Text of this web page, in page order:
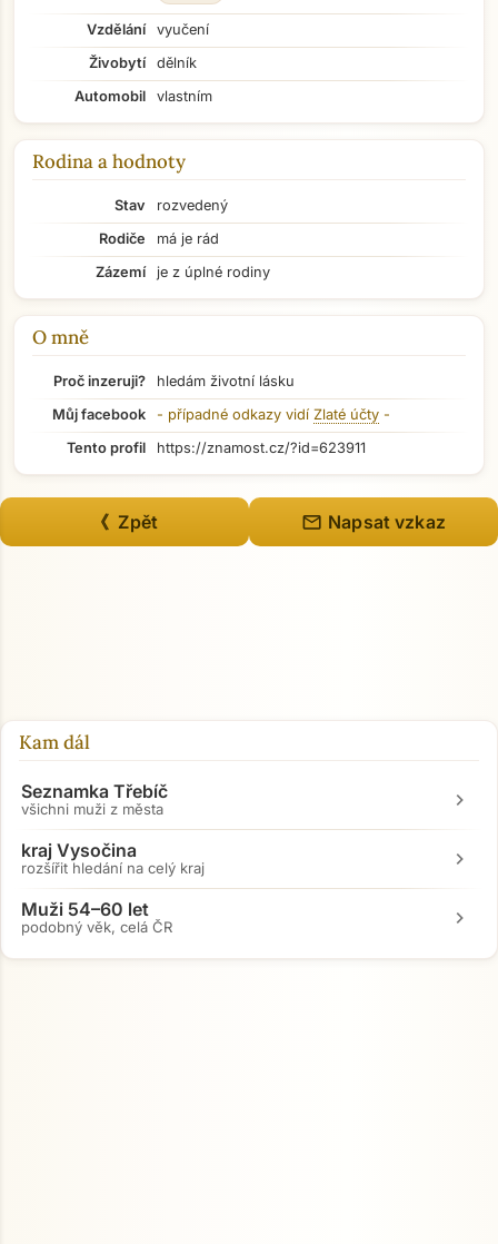
Přejít na hlavní obsah
Vzdělání
vyučení
Živobytí
dělník
Automobil
vlastním
Rodina a hodnoty
Stav
rozvedený
Rodiče
má je rád
Zázemí
je z úplné rodiny
O mně
Proč inzeruji?
hledám životní lásku
Můj facebook
- případné odkazy vidí Zlaté účty -
Tento profil
https://znamost.cz/?id=623911
《 Zpět mail Napsat vzkaz
Kam dál
Seznamka Třebíč
všichni muži z města chevron_right
kraj Vysočina
rozšířit hledání na celý kraj chevron_right
Muži 54–60 let
podobný věk, celá ČR chevron_right